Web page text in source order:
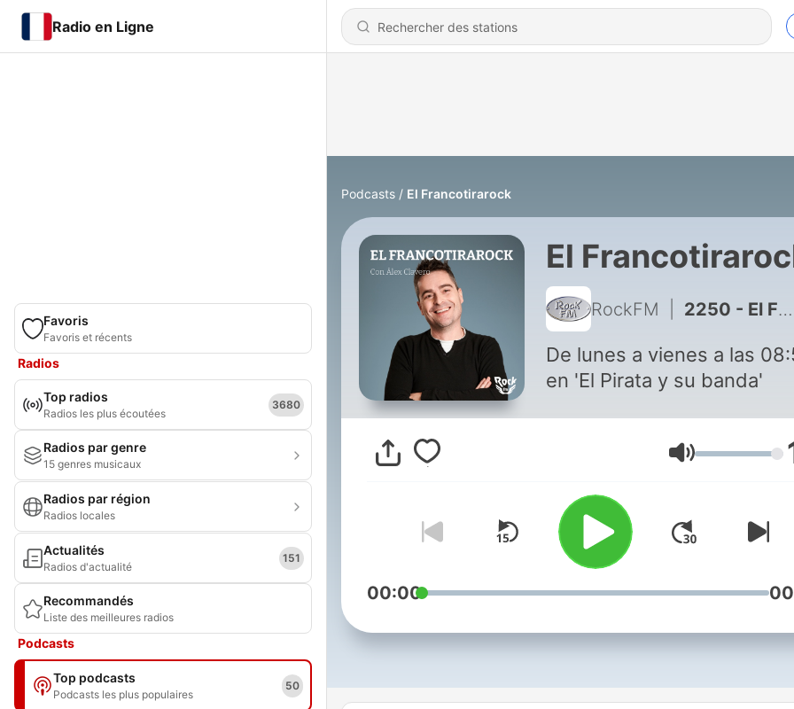
Radio en Ligne
Favoris
Favoris et récents
Radios
Top radios
Radios les plus écoutées
3680
Radios par genre
15 genres musicaux
Radios par région
Radios locales
Actualités
Radios d'actualité
151
Recommandés
Liste des meilleures radios
Podcasts
Top podcasts
Podcasts les plus populaires
50
Podcasts El Francotirarock
El
RockFM 2250 - El Francotirarock y los dibujos en las carreteras del Tour
De lunes a vienes a las
en 'El Pirata y su banda'
Volume
00:00